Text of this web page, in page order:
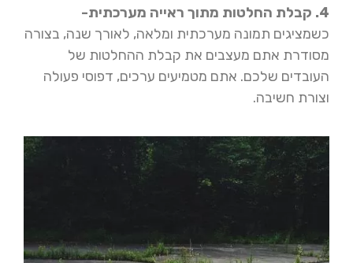
4. קבלת החלטות מתוך ראייה מערכתית-
כשמציגים תמונה מערכתית ומלאה, לאורך שנה, בצורה
מסודרת אתם מעצבים את קבלת ההחלטות של
העובדים שלכם. אתם מטמיעים ערכים, דפוסי פעולה
וצורת חשיבה.